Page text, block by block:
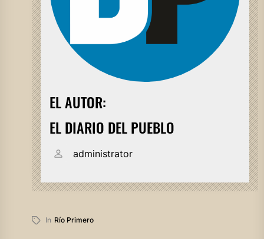
EL AUTOR:
EL DIARIO DEL PUEBLO
administrator
In Río Primero